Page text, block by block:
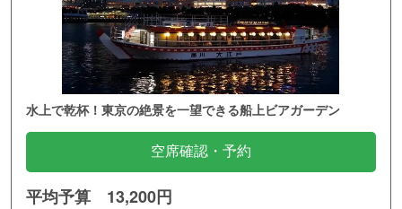
水上で乾杯！東京の絶景を一望できる船上ビアガーデン
空席確認・予約
平均予算 13,200円